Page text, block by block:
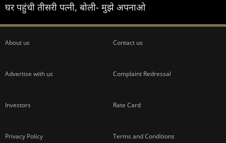
घर पहुंची तीसरी पत्नी, बोली- मुझे अपनाओ
About us Contact us
Advertise with us Complaint Redressal
Investors Rate Card
Privacy Policy Terms and Conditions